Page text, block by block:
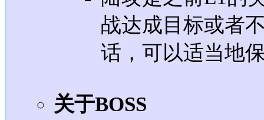
战达成目标或者
话，可以适当地
关于BOSS